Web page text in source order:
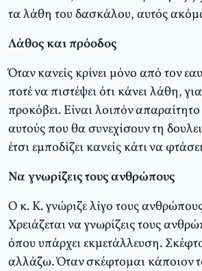
τα λάθη του δασκάλου, αυτός
Λάθος και πρόοδος
Όταν κανείς κρίνει μόνο από τον
ποτέ να πιστέψει ότι κάνει λάθη,
προκόβει. Είναι λοιπόν
αυτούς που θα συνεχίσουν τη
έτσι εμποδίζει κανείς κάτι να
Να γνωρίζεις τους ανθρώπους
Ο κ. Κ. γνώριζε λίγο τους
Χρειάζεται να γνωρίζεις τους
όπου υπάρχει εκμετάλλευση.
αλλάζω. Όταν σκέφτομαι κάποιον